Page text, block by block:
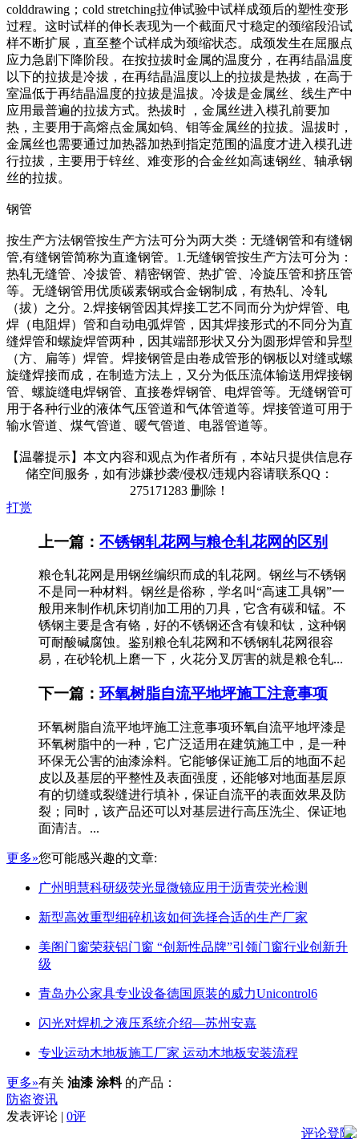
colddrawing；cold stretching拉伸试验中试样成颈后的塑性变形
过程。这时试样的伸长表现为一个截面尺寸稳定的颈缩段沿试
样不断扩展，直至整个试样成为颈缩状态。成颈发生在屈服点
应力急剧下降阶段。在按拉拔时金属的温度分，在再结晶温度
以下的拉拔是冷拔，在再结晶温度以上的拉拔是热拔，在高于
室温低于再结晶温度的拉拔是温拔。冷拔是金属丝、线生产中
应用最普遍的拉拔方式。热拔时 ，金属丝进入模孔前要加
热，主要用于高熔点金属如钨、钼等金属丝的拉拔。温拔时，
金属丝也需要通过加热器加热到指定范围的温度才进入模孔进
行拉拔，主要用于锌丝、难变形的合金丝如高速钢丝、轴承钢
丝的拉拔。
钢管
按生产方法钢管按生产方法可分为两大类：无缝钢管和有缝钢
管,有缝钢管简称为直逢钢管。1.无缝钢管按生产方法可分为：
热轧无缝管、冷拔管、精密钢管、热扩管、冷旋压管和挤压管
等。无缝钢管用优质碳素钢或合金钢制成，有热轧、冷轧
（拔）之分。2.焊接钢管因其焊接工艺不同而分为炉焊管、电
焊（电阻焊）管和自动电弧焊管，因其焊接形式的不同分为直
缝焊管和螺旋焊管两种，因其端部形状又分为圆形焊管和异型
（方、扁等）焊管。焊接钢管是由卷成管形的钢板以对缝或螺
旋缝焊接而成，在制造方法上，又分为低压流体输送用焊接钢
管、螺旋缝电焊钢管、直接卷焊钢管、电焊管等。无缝钢管可
用于各种行业的液体气压管道和气体管道等。焊接管道可用于
输水管道、煤气管道、暖气管道、电器管道等。
【温馨提示】本文内容和观点为作者所有，本站只提供信息存
储空间服务，如有涉嫌抄袭/侵权/违规内容请联系QQ：
275171283 删除！
打赏
上一篇： 不锈钢轧花网与粮仓轧花网的区别
粮仓轧花网是用钢丝编织而成的轧花网。钢丝与不锈钢
不是同一种材料。钢丝是俗称，学名叫“高速工具钢”一
般用来制作机床切削加工用的刀具，它含有碳和锰。不
锈钢主要是含有铬，好的不锈钢还含有镍和钛，这种钢
可耐酸碱腐蚀。鉴别粮仓轧花网和不锈钢轧花网很容
易，在砂轮机上磨一下，火花分叉厉害的就是粮仓轧...
下一篇：环氧树脂自流平地坪施工注意事项
环氧树脂自流平地坪施工注意事项环氧自流平地坪漆是
环氧树脂中的一种，它广泛适用在建筑施工中，是一种
环保无公害的油漆涂料。它能够保证施工后的地面不起
皮以及基层的平整性及表面强度，还能够对地面基层原
有的切缝或裂缝进行填补，保证自流平的表面效果及防
裂；同时，该产品还可以对基层进行高压洗尘、保证地
面清洁。...
更多»您可能感兴趣的文章:
广州明慧科研级荧光显微镜应用于沥青荧光检测
新型高效重型细碎机该如何选择合适的生产厂家
美阁门窗荣获铝门窗 “创新性品牌”引领门窗行业创新升
级
青岛办公家具专业设备德国原装的威力Unicontrol6
闪光对焊机之液压系统介绍—苏州安嘉
专业运动木地板施工厂家 运动木地板安装流程
更多»有关 油漆 涂料 的产品：
防盗资讯
发表评论 | 0评
评论登陆